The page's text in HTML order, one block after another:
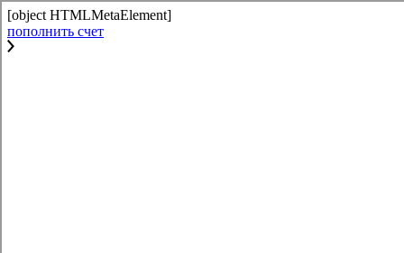
[object HTMLMetaElement]
пополнить счет